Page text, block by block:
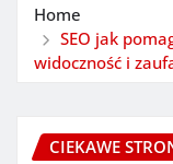
Home
SEO jak
widoczność i
CIEKAWE